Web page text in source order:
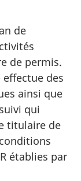
de
de permis.
effectue des
ainsi que
qui
titulaire de
établies par